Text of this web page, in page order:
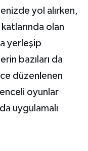
yol alırken,
olan
yerleşip
bazıları da
düzenlenen
oyunlar
uygulamalı